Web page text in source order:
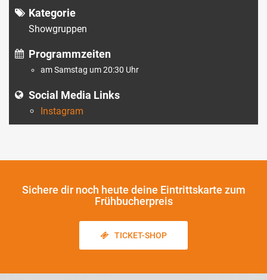
Kategorie
Showgruppen
Programmzeiten
am Samstag um 20:30 Uhr
Social Media Links
Instagram
Sichere dir noch heute deine Eintrittskarte zum
Frühbucherpreis
TICKET-SHOP